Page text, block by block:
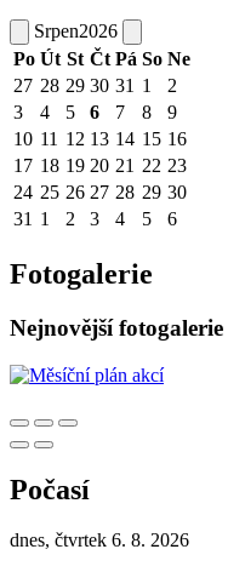
Srpen2026
Po Út St Čt Pá So Ne
27 28 29 30 31 1
2
3
4 5 6 7 8
9
10 11 12 13 14 15 16
17 18 19 20 21 22 23
24 25 26 27 28 29 30
31 1 2 3 4 5 6
Fotogalerie
Nejnovější fotogalerie
Počasí
dnes, čtvrtek 6. 8. 2026